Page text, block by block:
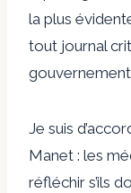
la plus
tout journal
Je suis
Manet : les
réfléchir s’ils